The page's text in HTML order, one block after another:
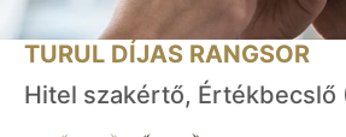
TURUL DÍJAS RANGSOR
Hitel szakértő, Értékbecslő